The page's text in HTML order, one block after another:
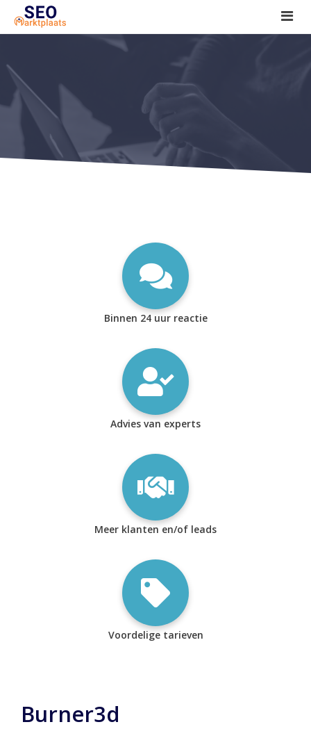
SEO tools reviews
Marketeer bij jou in de buurt?
Offerte
1. Seo voor beginners +
2. Onderzoeken +
Binnen 24 uur reactie
Advies van experts
Meer klanten en/of leads
Voordelige tarieven
Burner3d